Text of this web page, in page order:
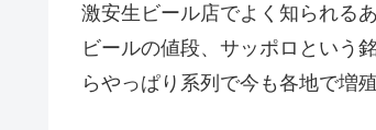
激安生ビール店でよく知られる
ビールの値段、サッポロという
らやっぱり系列で今も各地で増